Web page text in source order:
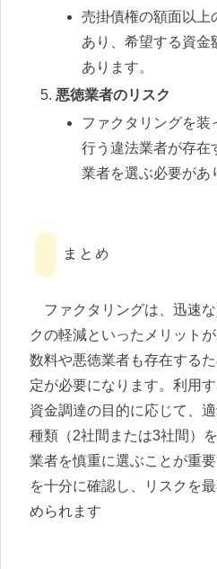
売掛債権の額面以上
あり、希望する資金
あります。
悪徳業者のリスク
ファクタリングを装
行う違法業者が存在
業者を選ぶ必要があ
まとめ
ファクタリングは、迅速
クの軽減といったメリット
数料や悪徳業者も存在する
定が必要になります。利用
資金調達の目的に応じて、
種類（2社間または3社間）
業者を慎重に選ぶことが重
を十分に確認し、リスクを
められます